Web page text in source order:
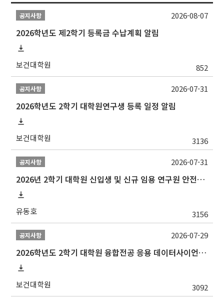
공지사항
2026학년도 제2학기 등록금 수납계획 알림
보건대학원 852
2026-08-07
공지사항
2026학년도 2학기 대학원연구생 등록 일정 알림
보건대학원 3136
2026-07-31
공지사항
2026년 2학기 대학원 신입생 및 신규 임용 연구원 안전환경교육(신규교육) 실시 안내
유동호 3156
2026-07-31
공지사항
2026학년도 2학기 대학원 융합전공 응용 데이터사이언스 선발 계획 알림
보건대학원 3092
2026-07-29